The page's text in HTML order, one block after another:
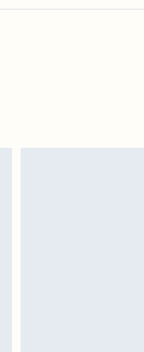
ne pouvons pas
en intérieur. Les